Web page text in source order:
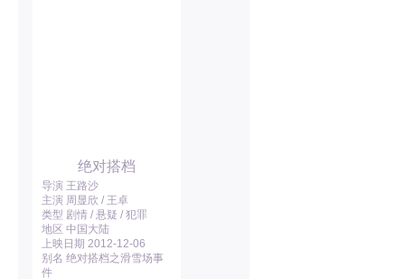
绝对搭档
导演 王路沙
主演 周显欣 / 王卓
类型 剧情 / 悬疑 / 犯罪
地区 中国大陆
上映日期 2012-12-06
别名 绝对搭档之滑雪场事
件